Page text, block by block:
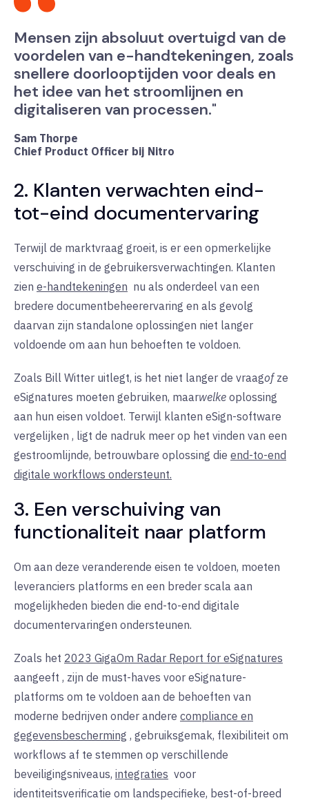
Mensen zijn absoluut overtuigd van de
voordelen van e-handtekeningen, zoals
snellere doorlooptijden voor deals en
het idee van het stroomlijnen en
digitaliseren van processen."
Sam Thorpe
Chief Product Officer bij Nitro
2. Klanten verwachten eind-
tot-eind documentervaring
Terwijl de marktvraag groeit, is er een opmerkelijke
verschuiving in de gebruikersverwachtingen. Klanten
zien e-handtekeningen nu als onderdeel van een
bredere documentbeheerervaring en als gevolg
daarvan zijn standalone oplossingen niet langer
voldoende om aan hun behoeften te voldoen.
Zoals Bill Witter uitlegt, is het niet langer de vraagofze
eSignatures moeten gebruiken, maarwelke oplossing
aan hun eisen voldoet. Terwijl klanten eSign-software
vergelijken , ligt de nadruk meer op het vinden van een
gestroomlijnde, betrouwbare oplossing die end-to-end
digitale workflows ondersteunt.
3. Een verschuiving van
functionaliteit naar platform
Om aan deze veranderende eisen te voldoen, moeten
leveranciers platforms en een breder scala aan
mogelijkheden bieden die end-to-end digitale
documentervaringen ondersteunen.
Zoals het 2023 GigaOm Radar Report for eSignatures
aangeeft , zijn de must-haves voor eSignature-
platforms om te voldoen aan de behoeften van
moderne bedrijven onder andere compliance en
gegevensbescherming , gebruiksgemak, flexibiliteit om
workflows af te stemmen op verschillende
beveiligingsniveaus, integraties voor
identiteitsverificatie om landspecifieke, best-of-breed